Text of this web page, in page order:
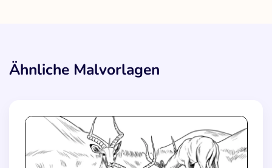
Ähnliche Malvorlagen